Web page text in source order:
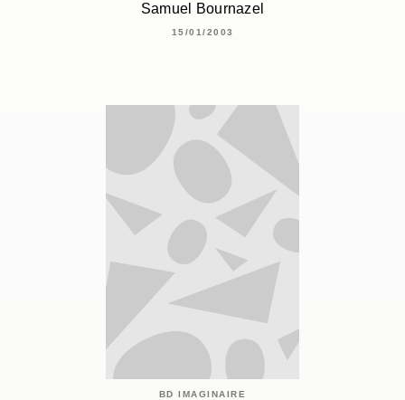
Samuel Bournazel
15/01/2003
BD IMAGINAIRE